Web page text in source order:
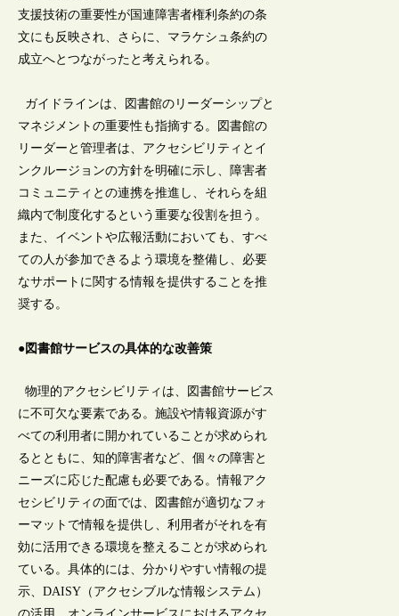
支援技術の重要性が国連障害者権利条約の条
文にも反映され、さらに、マラケシュ条約の
成立へとつながったと考えられる。
ガイドラインは、図書館のリーダーシップと
マネジメントの重要性も指摘する。図書館の
リーダーと管理者は、アクセシビリティとイ
ンクルージョンの方針を明確に示し、障害者
コミュニティとの連携を推進し、それらを組
織内で制度化するという重要な役割を担う。
また、イベントや広報活動においても、すべ
ての人が参加できるよう環境を整備し、必要
なサポートに関する情報を提供することを推
奨する。
●図書館サービスの具体的な改善策
物理的アクセシビリティは、図書館サービス
に不可欠な要素である。施設や情報資源がす
べての利用者に開かれていることが求められ
るとともに、知的障害者など、個々の障害と
ニーズに応じた配慮も必要である。情報アク
セシビリティの面では、図書館が適切なフォ
ーマットで情報を提供し、利用者がそれを有
効に活用できる環境を整えることが求められ
ている。具体的には、分かりやすい情報の提
示、DAISY（アクセシブルな情報システム）